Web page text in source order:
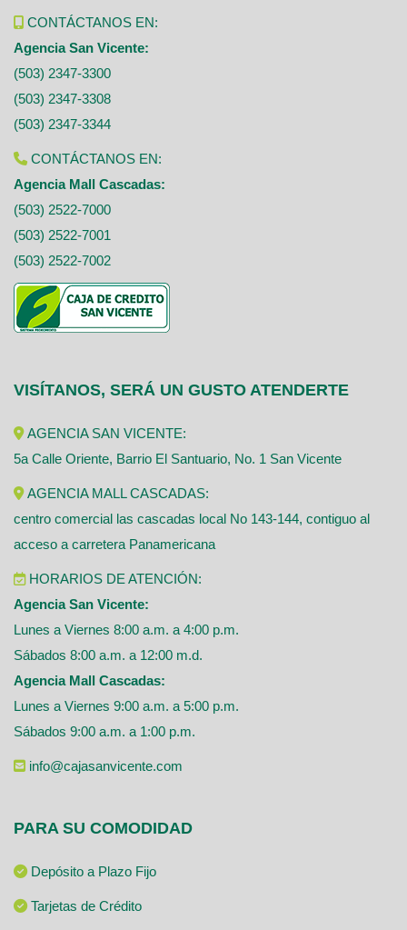
CONTÁCTANOS EN:
Agencia San Vicente:
(503) 2347-3300
(503) 2347-3308
(503) 2347-3344
CONTÁCTANOS EN:
Agencia Mall Cascadas:
(503) 2522-7000
(503) 2522-7001
(503) 2522-7002
VISÍTANOS, SERÁ UN GUSTO ATENDERTE
AGENCIA SAN VICENTE:
5a Calle Oriente, Barrio El Santuario, No. 1 San Vicente
AGENCIA MALL CASCADAS:
centro comercial las cascadas local No 143-144, contiguo al
acceso a carretera Panamericana
HORARIOS DE ATENCIÓN:
Agencia San Vicente:
Lunes a Viernes 8:00 a.m. a 4:00 p.m.
Sábados 8:00 a.m. a 12:00 m.d.
Agencia Mall Cascadas:
Lunes a Viernes 9:00 a.m. a 5:00 p.m.
Sábados 9:00 a.m. a 1:00 p.m.
info@cajasanvicente.com
PARA SU COMODIDAD
Depósito a Plazo Fijo
Tarjetas de Crédito